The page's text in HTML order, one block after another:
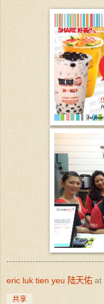
eric luk tien yeu 陆天佑 at
共享